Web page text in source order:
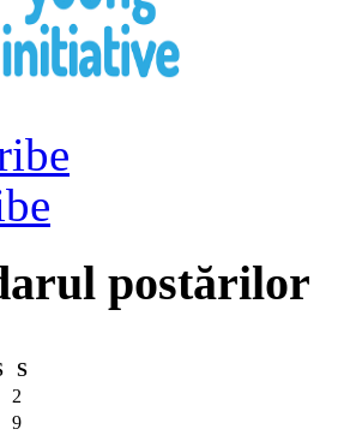
postărilor
S
2
9